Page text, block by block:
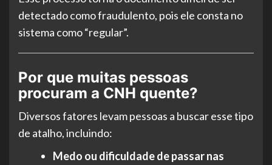
detectado como fraudulento, pois ele consta no
sistema como “regular”.
Por que muitas pessoas
procuram a CNH quente?
Diversos fatores levam pessoas a buscar esse tipo
de atalho, incluindo:
Medo ou dificuldade de passar nas